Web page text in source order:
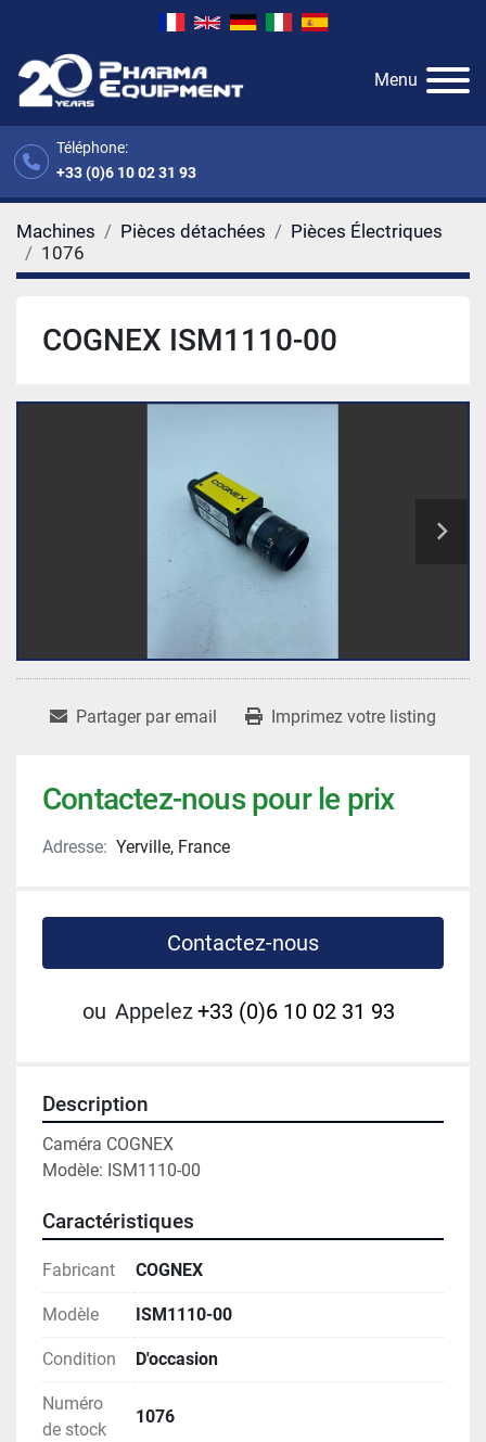
Téléphone:
+33 (0)6 10 02 31 93
Menu
Machines Pièces détachées
Pièces Électriques
1076
COGNEX ISM1110-00
Partager par email Imprimez votre listing
Contactez-nous pour le prix
Adresse: Yerville, France
Contactez-nous
ou Appelez+33 (0)6 10 02 31 93
Description
Caméra COGNEX
Modèle: ISM1110-00
Caractéristiques
Fabricant COGNEX
Modèle ISM1110-00
Condition D'occasion
Numéro
de stock
1076